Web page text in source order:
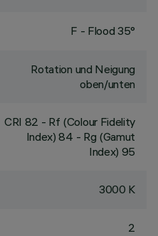
F - Flood 35°
Rotation und Neigung
oben/unten
CRI 82 - Rf (Colour Fidelity
Index) 84 - Rg (Gamut
Index) 95
3000 K
2